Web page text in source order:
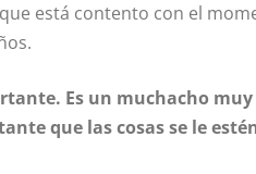
está contento con el
Es un muchacho
que las cosas se le